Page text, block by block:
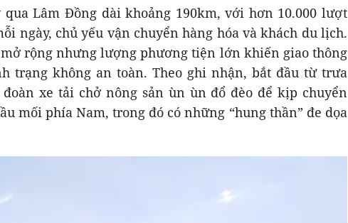
qua Lâm Đồng dài khoảng 190km, với hơn 10.000 lượt
ngày, chủ yếu vận chuyển hàng hóa và khách du lịch.
rộng nhưng lượng phương tiện lớn khiến giao thông
trạng không an toàn. Theo ghi nhận, bắt đầu từ trưa
xe tải chở nông sản ùn ùn đổ đèo để kịp chuyển
mối phía Nam, trong đó có những “hung thần” đe dọa